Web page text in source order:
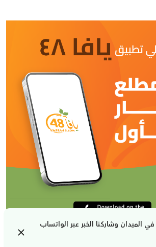
الميدان وشاركنا الخبر عبر الواتساب